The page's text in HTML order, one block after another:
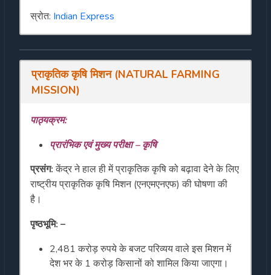
स्रोत: Indian Express
प्राकृतिक कृषि मिशन (NATURAL FARMING
MISSION)
पाठ्यक्रम:
प्रारंभिक एवं मुख्य परीक्षा – कृषि
प्रसंग:केंद्र ने हाल ही में प्राकृतिक कृषि को बढ़ावा देने के लिए
राष्ट्रीय प्राकृतिक कृषि मिशन (एनएमएनएफ) की घोषणा की
है।
पृष्ठभूमि: –
2,481 करोड़ रुपये के बजट परिव्यय वाले इस मिशन में
देश भर के 1 करोड़ किसानों को शामिल किया जाएगा।